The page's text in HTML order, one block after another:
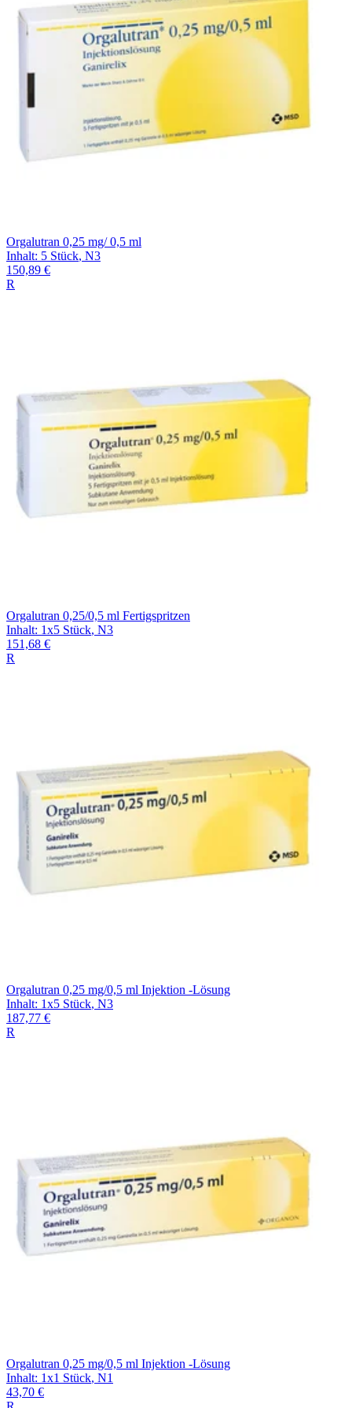
Orgalutran 0,25 mg/ 0,5 ml
Inhalt: 5 Stück, N3
150,89 €
R
Orgalutran 0,25/0,5 ml Fertigspritzen
Inhalt: 1x5 Stück, N3
151,68 €
R
Orgalutran 0,25 mg/0,5 ml Injektion -Lösung
Inhalt: 1x5 Stück, N3
187,77 €
R
Orgalutran 0,25 mg/0,5 ml Injektion -Lösung
Inhalt: 1x1 Stück, N1
43,70 €